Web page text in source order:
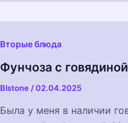
Вторые блюда
Фунчоза с
Blstone /02.04.2025
Была у меня в наличии